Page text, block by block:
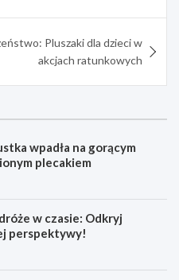
Pluszaki dla dzieci w
akcjach ratunkowych
wpadła na gorącym
plecakiem
w czasie: Odkryj
perspektywy!